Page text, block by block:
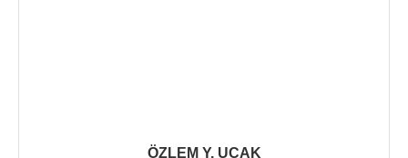
ÖZLEM Y. UÇAK